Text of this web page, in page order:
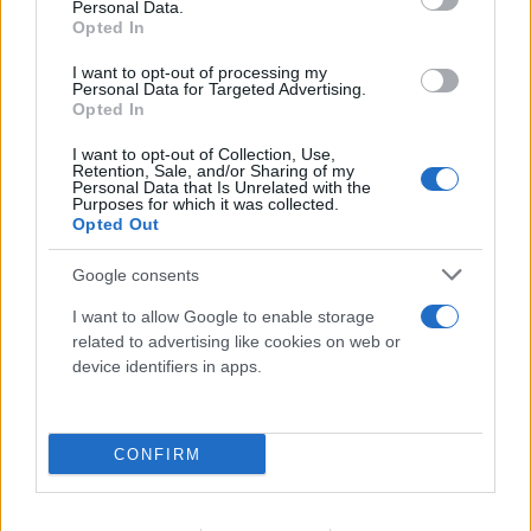
Personal Data.
Opted In
I want to opt-out of processing my
Personal Data for Targeted Advertising.
Opted In
I want to opt-out of Collection, Use,
Retention, Sale, and/or Sharing of my
Personal Data that Is Unrelated with the
Purposes for which it was collected.
Opted Out
Google consents
I want to allow Google to enable storage
related to advertising like cookies on web or
device identifiers in apps.
CONFIRM
Αδιανόητη καταγγελία για τουρίστα στην Κρήτη:
07.08.2026